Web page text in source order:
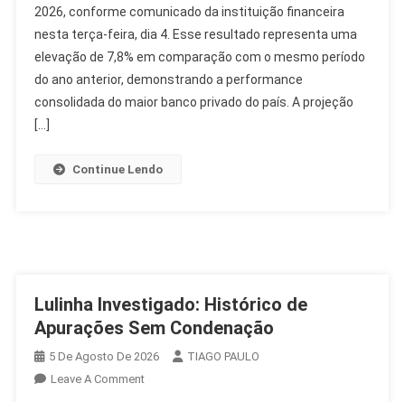
Lucro
Recorrente
De
R$
12,4
2026, conforme comunicado da instituição financeira
nesta terça-feira, dia 4. Esse resultado representa uma
elevação de 7,8% em comparação com o mesmo período
do ano anterior, demonstrando a performance
consolidada do maior banco privado do país. A projeção
[…]
Continue Lendo
Lulinha Investigado: Histórico de
Apurações Sem Condenação
5 De Agosto De 2026
TIAGO PAULO
Leave A CommentOn